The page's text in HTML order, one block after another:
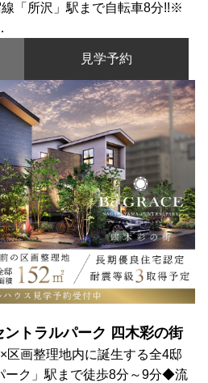
「所沢」駅まで自転車8分!!※
見学予約
ントラルパーク 四木彩の街
区画整理地内に誕生する全4邸
ク」駅まで徒歩8分～9分◆流